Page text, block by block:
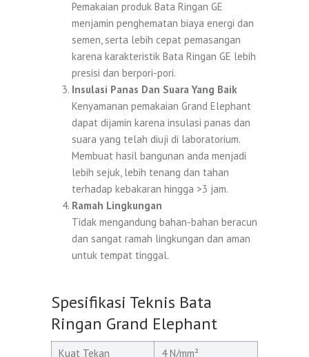
Pemakaian produk Bata Ringan GE
menjamin penghematan biaya energi dan
semen, serta lebih cepat pemasangan
karena karakteristik Bata Ringan GE lebih
presisi dan berpori-pori.
Insulasi Panas Dan Suara Yang Baik
Kenyamanan pemakaian Grand Elephant
dapat dijamin karena insulasi panas dan
suara yang telah diuji di laboratorium.
Membuat hasil bangunan anda menjadi
lebih sejuk, lebih tenang dan tahan
terhadap kebakaran hingga >3 jam.
Ramah Lingkungan
Tidak mengandung bahan-bahan beracun
dan sangat ramah lingkungan dan aman
untuk tempat tinggal.
Spesifikasi Teknis Bata
Ringan Grand Elephant
Kuat Tekan 4 N/mm²